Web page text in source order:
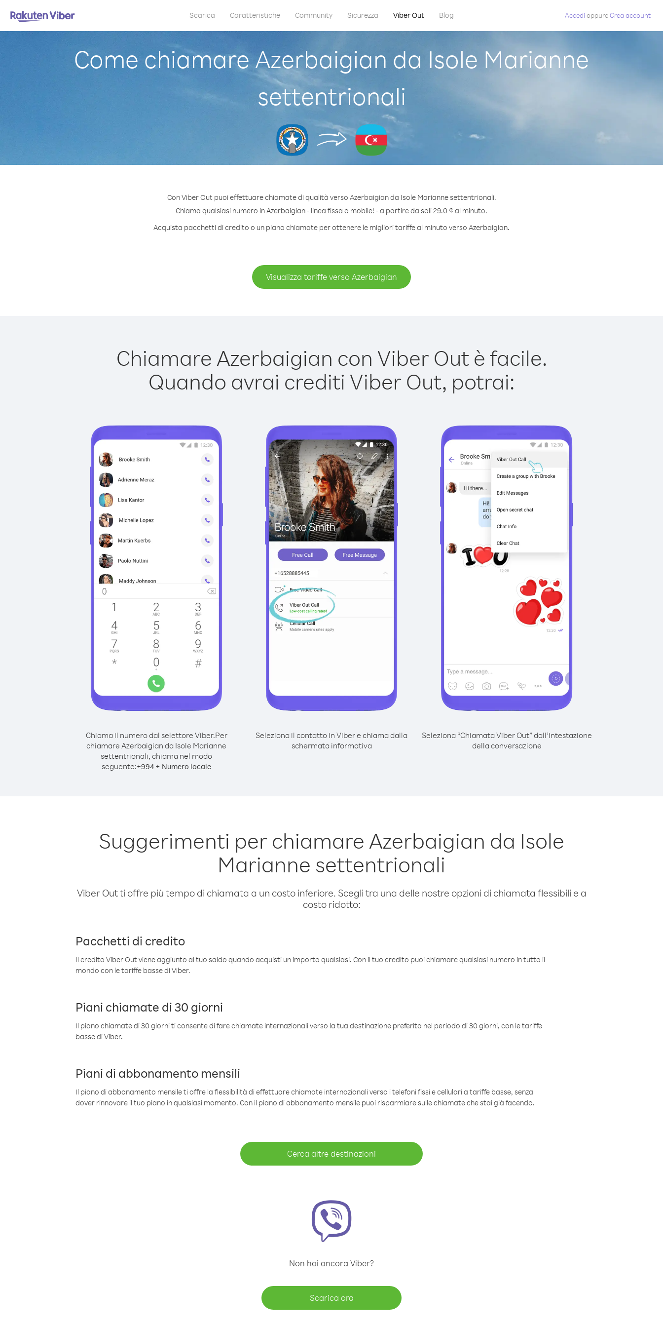
Scarica Caratteristiche Community Sicurezza Viber Out Blog Accedi oppureCrea account
Come chiamare Azerbaigian da Isole Marianne
settentrionali
Con Viber Out puoi effettuare chiamate di qualità verso Azerbaigian da Isole Marianne settentrionali.
Chiama qualsiasi numero in Azerbaigian - linea fissa o mobile! - a partire da soli 29.0 ¢ al minuto.
Acquista pacchetti di credito o un piano chiamate per ottenere le migliori tariffe al minuto verso Azerbaigian.
Visualizza tariffe verso Azerbaigian
Chiamare Azerbaigian con Viber Out è facile.
Quando avrai crediti Viber Out, potrai:
Chiama il numero dal selettore Viber.Per
chiamare Azerbaigian da Isole Marianne
settentrionali, chiama nel modo
seguente:+994 + Numero locale
Seleziona il contatto in Viber e chiama dalla
schermata informativa
Seleziona “Chiamata Viber Out” dall’intestazione
della conversazione
Suggerimenti per chiamare Azerbaigian da Isole
Marianne settentrionali
Viber Out ti offre più tempo di chiamata a un costo inferiore. Scegli tra una delle nostre opzioni di chiamata flessibili e a
costo ridotto:
Pacchetti di credito
Il credito Viber Out viene aggiunto al tuo saldo quando acquisti un importo qualsiasi. Con il tuo credito puoi chiamare qualsiasi numero in tutto il
mondo con le tariffe basse di Viber.
Piani chiamate di 30 giorni
Il piano chiamate di 30 giorni ti consente di fare chiamate internazionali verso la tua destinazione preferita nel periodo di 30 giorni, con le tariffe
basse di Viber.
Piani di abbonamento mensili
Il piano di abbonamento mensile ti offre la flessibilità di effettuare chiamate internazionali verso i telefoni fissi e cellulari a tariffe basse, senza
dover rinnovare il tuo piano in qualsiasi momento. Con il piano di abbonamento mensile puoi risparmiare sulle chiamate che stai già facendo.
Cerca altre destinazioni
Non hai ancora Viber?
Scarica ora